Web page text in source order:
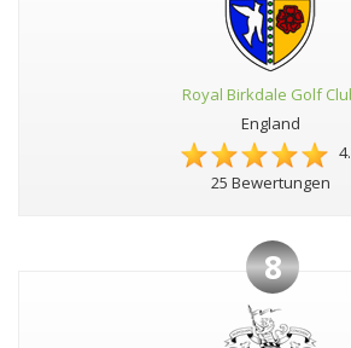
Royal Birkdale Golf
England
25 Bewertungen
8